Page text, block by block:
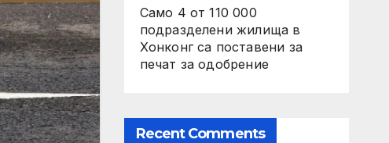
Само 4 от 110 000
подразделени жилища в
Хонконг са поставени за
печат за одобрение
Recent Comments